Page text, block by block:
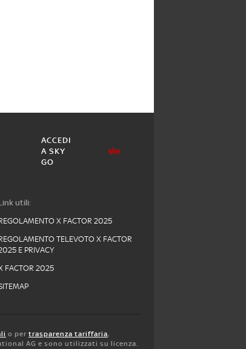
ACCEDI
A SKY
GO
utili:
X FACTOR 2025
TELEVOTO X FACTOR
E PRIVACY
FACTOR 2025
o per trasparenza tariffaria,
AG e sono utilizzati su licenza.